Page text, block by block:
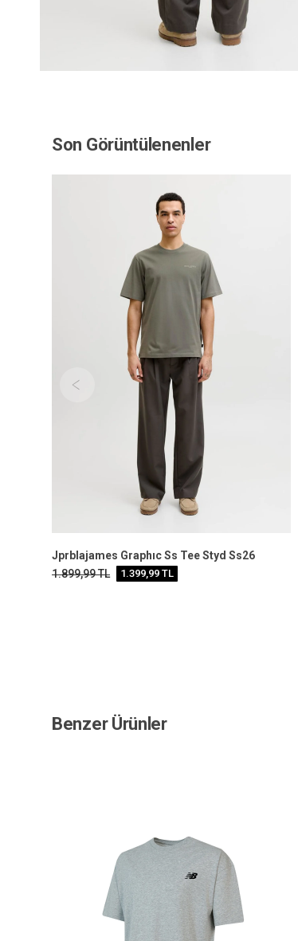
Son Görüntülenenler
Jprblajames Graphıc Ss Tee Styd Ss26
1.899,99TL 1.399,99 TL
Benzer Ürünler